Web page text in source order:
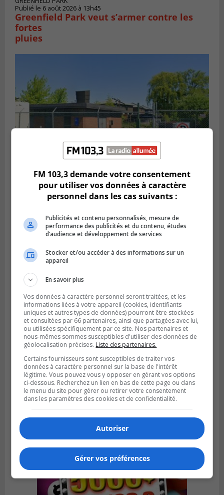
Publié le 6 août 2026 à 13h45
Greenfield Park veut s’armer contre les
fortes
pluies
SAINT-HUBERT
Publié le 6 août 2026 à 09h39
Longueuil injecte 1,5 M$ pour moderniser
LA PRAIRIE
Publié le 5 août 2026 à 11h59
La Prairie loue des espaces de glace
jusqu’en avril 2027
FM 103,3 demande votre consentement
pour utiliser vos données à caractère
personnel dans les cas suivants :
Publicités et contenu personnalisés, mesure de
performance des publicités et du contenu, études
d’audience et développement de services
Stocker et/ou accéder à des informations sur un
appareil
En savoir plus
Vos données à caractère personnel seront traitées, et les
informations liées à votre appareil (cookies, identifiants
uniques et autres types de données) pourront être stockées
et consultées par 66 partenaires, ainsi que partagées avec lui,
ou utilisées spécifiquement par ce site. Nos partenaires et
nous-mêmes sommes susceptibles d'utiliser des données de
géolocalisation précises. Liste des partenaires.
Certains fournisseurs sont susceptibles de traiter vos
données à caractère personnel sur la base de l'intérêt
légitime. Vous pouvez vous y opposer en gérant vos options
ci-dessous. Recherchez un lien en bas de cette page ou dans
le menu du site pour gérer ou retirer votre consentement
dans les paramètres des cookies et de confidentialité.
Autoriser
Gérer vos préférences